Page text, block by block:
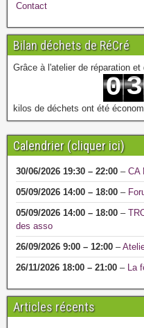
Contact
Bilan déchets de RéCré
Grâce à l'atelier de réparation et
0
1
3
4
kilos de déchets ont été
Calendrier (cliquer ici)
30/06/2026 19:30 – 22:00 – CA
05/09/2026 14:00 – 18:00 –
05/09/2026 14:00 – 18:00 –
des asso
26/09/2026 9:00 – 12:00 –
26/11/2026 18:00 – 21:00 – La
Articles récents